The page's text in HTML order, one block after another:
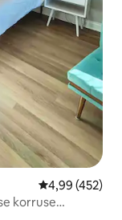
Keskmine
4,99 (452)
korruse